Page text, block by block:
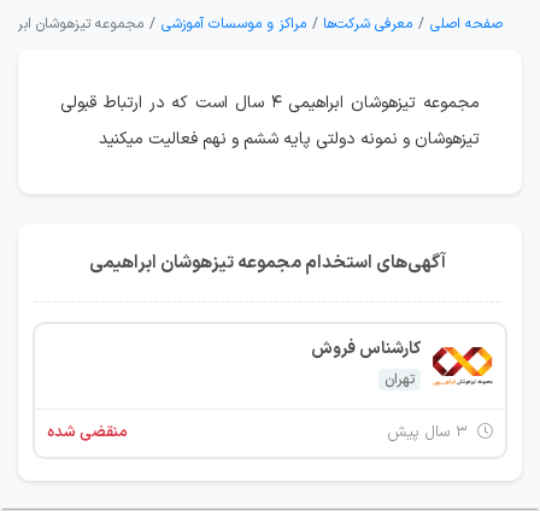
صفحه اصلی معرفی شرکت‌ها مراکز و موسسات آموزشی مجموعه تیزهوشان
مجموعه تیزهوشان ابراهیمی ۴ سال است که در ارتباط قبولی
تیزهوشان و نمونه دولتی پایه ششم و نهم فعالیت میکنید
آگهی‌های استخدام مجموعه تیزهوشان ابراهیمی
کارشناس فروش
تهران
منقضی شده